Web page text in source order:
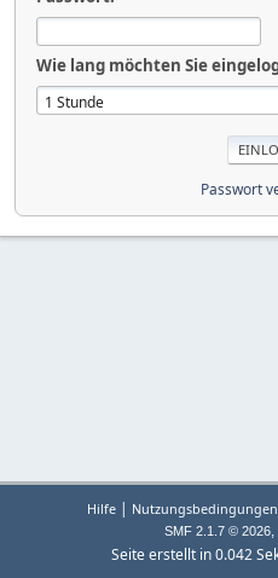
Wie lang möchten Sie
Passwort
Hilfe |
SMF 2.1.7 © 2026,
Seite erstellt in 0.042